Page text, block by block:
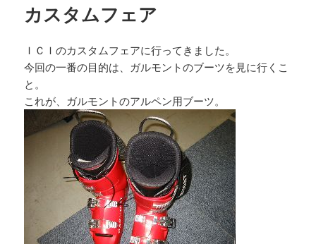
ー
カスタムフェア
ＩＣＩのカスタムフェアに行ってきました。
今回の一番の目的は、ガルモントのブーツを見に行くこ
と。
これが、ガルモントのアルペン用ブーツ。